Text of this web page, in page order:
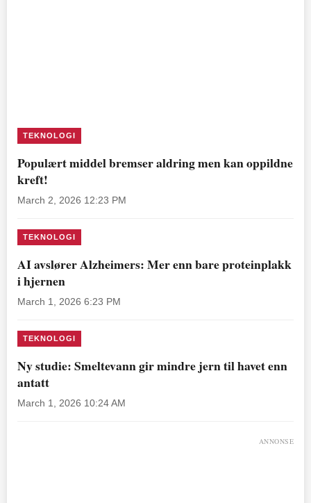
TEKNOLOGI
Populært middel bremser aldring men kan oppildne
kreft!
March 2, 2026 12:23 PM
TEKNOLOGI
AI avslører Alzheimers: Mer enn bare proteinplakk
i hjernen
March 1, 2026 6:23 PM
TEKNOLOGI
Ny studie: Smeltevann gir mindre jern til havet enn
antatt
March 1, 2026 10:24 AM
ANNONSE